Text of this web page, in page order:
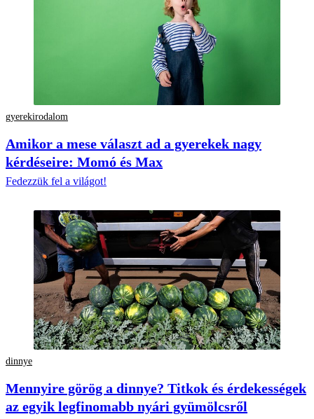
gyerekirodalom
Amikor a mese választ ad a gyerekek nagy
kérdéseire: Momó és Max
Fedezzük fel a világot!
dinnye
Mennyire görög a dinnye? Titkok és érdekességek
az egyik legfinomabb nyári gyümölcsről